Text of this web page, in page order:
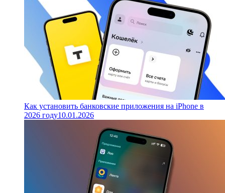
Как установить банковские приложения на iPhone в
2026 году10.01.2026